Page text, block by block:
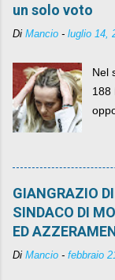
un solo voto
Di Mancio - luglio 14,
Nel
188
GIANGRAZIO
SINDACO DI
ED
Di Mancio - febbraio